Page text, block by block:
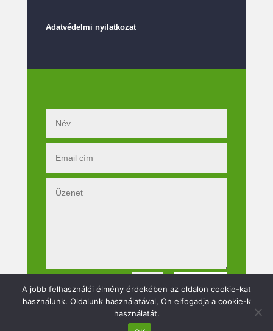
Adatvédelmi nyilatkozat
12 + 9= Küldés
A jobb felhasználói élmény érdekében az oldalon cookie-kat
használunk. Oldalunk használatával, Ön elfogadja a cookie-k
használatát.